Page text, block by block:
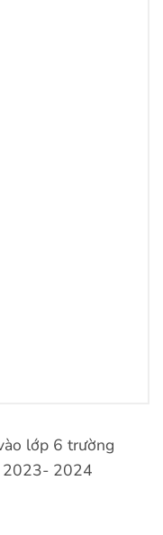
lớp 6 trường
2023- 2024